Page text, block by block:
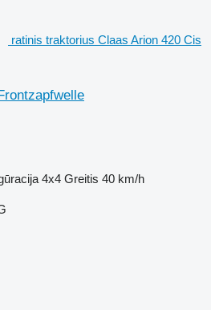
ratinis traktorius Claas Arion 420 Cis
4x4 Greitis 40 km/h